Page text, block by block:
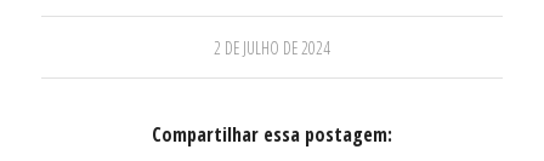
2 DE JULHO DE 2024
Compartilhar essa postagem: